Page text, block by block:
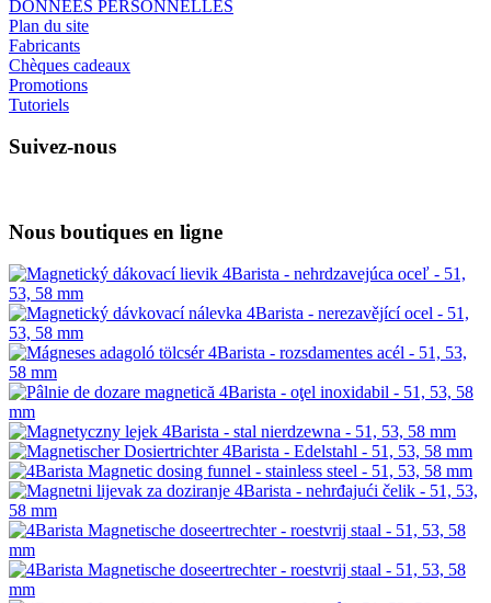
DONNÉES PERSONNELLES
Plan du site
Fabricants
Chèques cadeaux
Promotions
Tutoriels
Suivez-nous
Nous boutiques en ligne